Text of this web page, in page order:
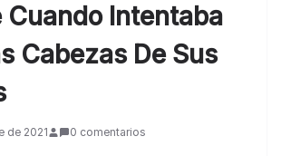
Cuando Intentaba
Cabezas De Sus
de 2021 0 comentarios